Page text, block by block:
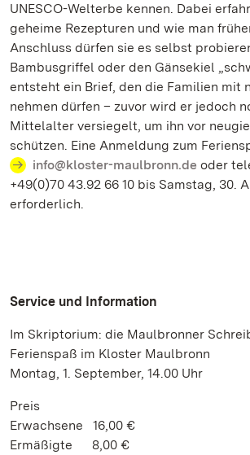
UNESCO-Welterbe kennen. Dabei
geheime Rezepturen und wie man
Anschluss dürfen sie es selbst
Bambusgriffel oder den Gänsekiel
entsteht ein Brief, den die Familien mit
nehmen dürfen – zuvor wird er jedoch
Mittelalter versiegelt, um ihn vor
schützen. Eine Anmeldung zum
info@kloster-maulbronn.de oder
+49(0)70 43.92 66 10 bis Samstag, 30.
erforderlich.
Service und Information
Im Skriptorium: die Maulbronner
Ferienspaß im Kloster Maulbronn
Montag, 1. September, 14.00 Uhr
Preis
Erwachsene 16,00 €
Ermäßigte 8,00 €